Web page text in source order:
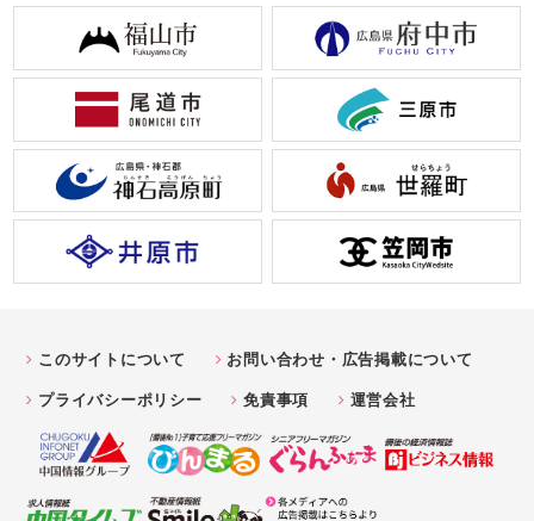
このサイトについて
お問い合わせ・広告掲載について
プライバシーポリシー
免責事項 運営会社